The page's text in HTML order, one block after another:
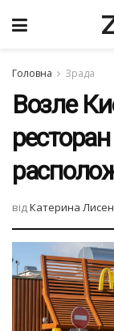
Головна Зрада
Возле
відКатерина